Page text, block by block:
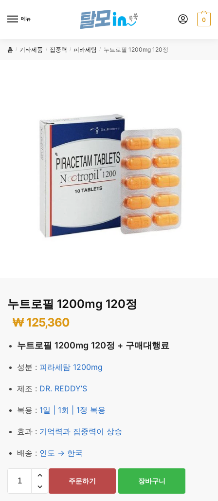
메뉴 0
홈 / 기타제품 / 집중력 / 피라세탐 / 누트로필 1200mg 120정
누트로필 1200mg 120정
₩125,360
누트로필 1200mg 120정 + 구매대행료
성분 : 피라세탐 1200mg
제조 : DR. REDDY’S
복용 : 1일 | 1회 | 1정 복용
효과 : 기억력과 집중력이 상승
배송 : 인도 → 한국
주문하기 장바구니